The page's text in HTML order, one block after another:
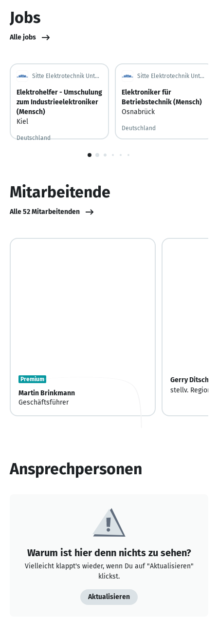
Jobs
Alle jobs
Sitte Elektrotechnik Unternehmensgruppe
Elektrohelfer - Umschulung
zum Industrieelektroniker
(Mensch)
Kiel
Deutschland
Sitte Elektrotechnik Unternehmensgruppe
Elektroniker für
Betriebstechnik (Mensch)
Osnabrück
Deutschland
Mitarbeitende
Alle 52 Mitarbeitenden
Premium
Martin Brinkmann
Geschäftsführer
Gerry Ditscher
stellv.
Ansprechpersonen
Warum ist hier denn nichts zu sehen?
Vielleicht klappt's wieder, wenn Du auf "Aktualisieren"
klickst.
Aktualisieren